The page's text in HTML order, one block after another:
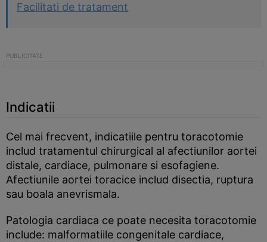
Facilitati de tratament
Indicatii
Cel mai frecvent, indicatiile pentru toracotomie
includ tratamentul chirurgical al afectiunilor aortei
distale, cardiace, pulmonare si esofagiene.
Afectiunile aortei toracice includ disectia, ruptura
sau boala anevrismala.
Patologia cardiaca ce poate necesita toracotomie
include: malformatiile congenitale cardiace,